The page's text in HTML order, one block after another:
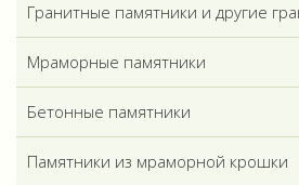
Гранитные памятники и другие
Мраморные памятники
Бетонные памятники
Памятники из мраморной крошки